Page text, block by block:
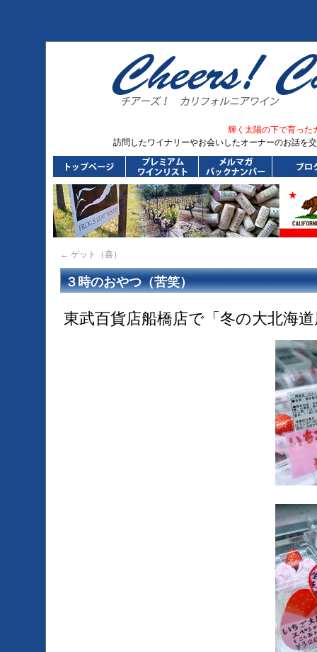
輝く太陽の下で育った
訪問したワイナリーやお会いしたオーナーのお話を
← ゲット（喜）
３時のおやつ（苦笑）
東武百貨店船橋店で「冬の大北海